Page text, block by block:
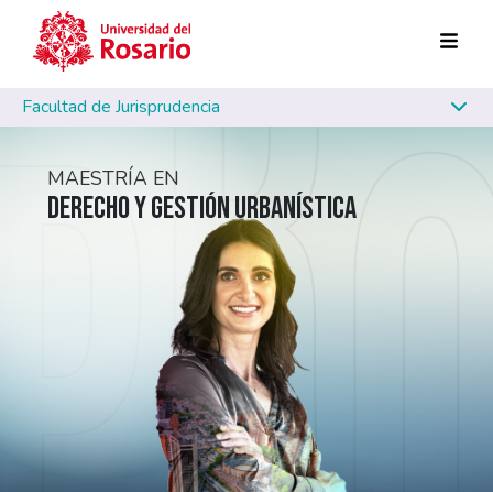
Pasar al contenido principal
Facultad de Jurisprudencia
MAESTRÍA EN
DERECHO Y GESTIÓN URBANÍSTICA